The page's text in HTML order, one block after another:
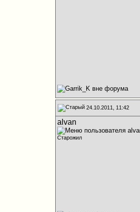
24.10.2011, 11:42
alvan
Старожил